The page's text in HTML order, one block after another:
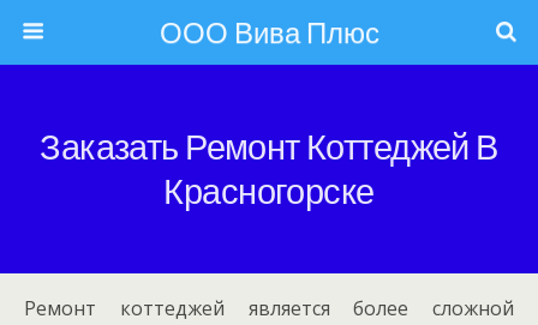
ООО Вива Плюс
Заказать Ремонт Коттеджей В
Красногорске
Ремонт коттеджей является более сложной